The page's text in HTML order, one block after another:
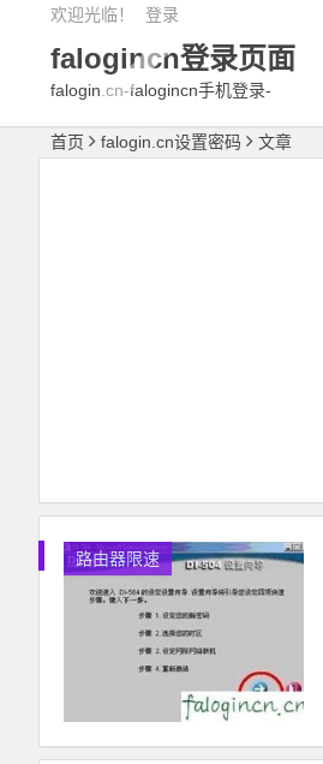
欢迎光临！ 登录
falogincn登录页面
falogin.cn-falogincn手机登录-
falogin.cn登录界面-falogin.cn官网
首页 falogin.cn设置密码 文章
路由器限速